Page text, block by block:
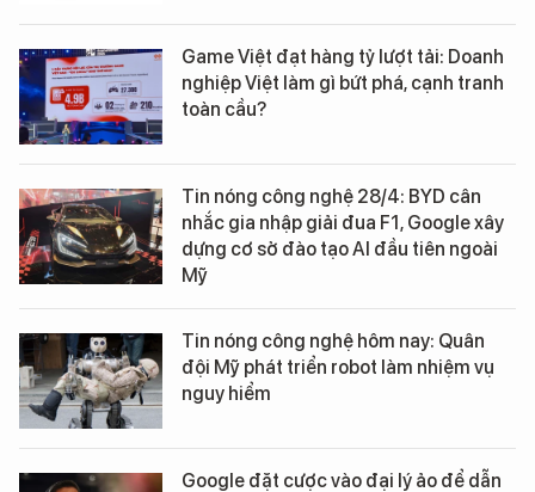
Game Việt đạt hàng tỷ lượt tải: Doanh
nghiệp Việt làm gì bứt phá, cạnh tranh
toàn cầu?
Tin nóng công nghệ 28/4: BYD cân
nhắc gia nhập giải đua F1, Google xây
dựng cơ sở đào tạo AI đầu tiên ngoài
Mỹ
Tin nóng công nghệ hôm nay: Quân
đội Mỹ phát triển robot làm nhiệm vụ
nguy hiểm
Google đặt cược vào đại lý ảo để dẫn